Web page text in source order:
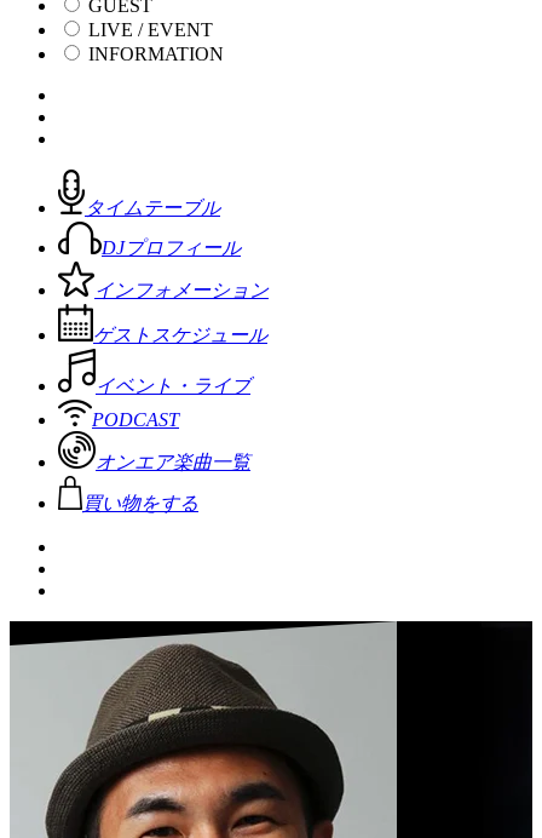
GUEST
LIVE / EVENT
INFORMATION
タイムテーブル
DJプロフィール
インフォメーション
ゲストスケジュール
イベント・ライブ
PODCAST
オンエア楽曲一覧
買い物をする